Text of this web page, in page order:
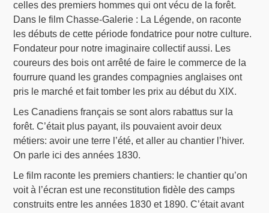
celles des premiers hommes qui ont vécu de la forêt.
Dans le film Chasse-Galerie : La Légende, on raconte
les débuts de cette période fondatrice pour notre culture.
Fondateur pour notre imaginaire collectif aussi. Les
coureurs des bois ont arrêté de faire le commerce de la
fourrure quand les grandes compagnies anglaises ont
pris le marché et fait tomber les prix au début du XIX.
Les Canadiens français se sont alors rabattus sur la
forêt. C’était plus payant, ils pouvaient avoir deux
métiers: avoir une terre l’été, et aller au chantier l’hiver.
On parle ici des années 1830.
Le film raconte les premiers chantiers: le chantier qu’on
voit à l’écran est une reconstitution fidèle des camps
construits entre les années 1830 et 1890. C’était avant